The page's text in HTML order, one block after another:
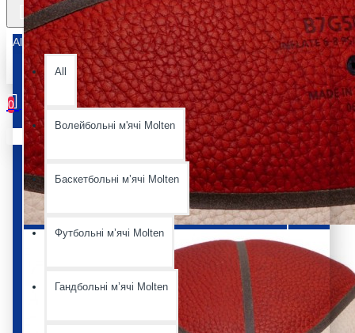
All
All
Волейбольні м'ячі Molten
Баскетбольні мʼячі Molten
Футбольні мʼячі Molten
Гандбольні мʼячі Molten
0
Ваш кошик порожній :(